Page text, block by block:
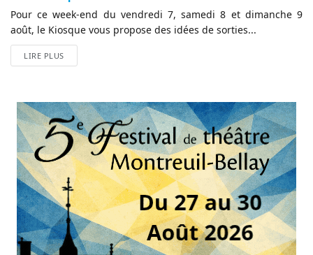
Pour ce week-end du vendredi 7, samedi 8 et dimanche 9
août, le Kiosque vous propose des idées de sorties...
LIRE PLUS